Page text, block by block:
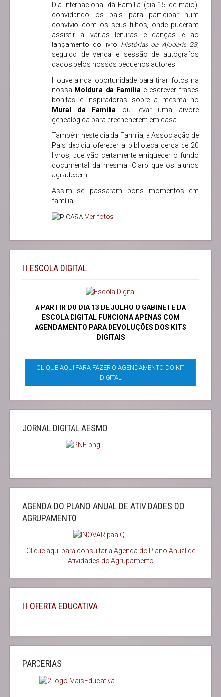
Dia Internacional da Família (dia 15 de maio),
convidando os pais para participar num
convívio com os seus filhos, onde puderam
assistir a várias leituras e danças e ao
lançamento do livro Histórias da Ajudaris 23,
seguido de venda e sessão de autógrafos
dados pelos nossos pequenos autores.
Houve ainda oportunidade para tirar fotos na
nossa Moldura da Família e escrever frases
bonitas e inspiradoras sobre a mesma no
Mural da Família ou levar uma árvore
genealógica para preencherem em casa.
Também neste dia da Família, a Associação de
Pais decidiu oferecer à biblioteca cerca de 20
livros, que vão certamente enriquecer o fundo
documental da mesma. Claro que os alunos
agradecem!
Assim se passaram bons momentos em
família!
Ver fotos
ESCOLA DIGITAL
A PARTIR DO DIA 13 DE JULHO O GABINETE DA
ESCOLA DIGITAL FUNCIONA APENAS COM
AGENDAMENTO PARA DEVOLUÇÕES DOS KITS
DIGITAIS
CLIQUE AQUI PARA FAZER O AGENDAMENTO DO KIT
DIGITAL
JORNAL DIGITAL AESMO
AGENDA DO PLANO ANUAL DE ATIVIDADES DO
AGRUPAMENTO
Clique aqui para consultar a Agenda do Plano Anual de
Atividades do Agrupamento
OFERTA EDUCATIVA
PARCERIAS